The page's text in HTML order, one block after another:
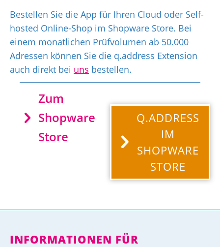
Bestellen Sie die App für Ihren Cloud oder Self-
hosted Online-Shop im Shopware Store. Bei
einem monatlichen Prüfvolumen ab 50.000
Adressen können Sie die q.address Extension
auch direkt bei uns bestellen.
Zum
Shopware
Store
Q.ADDRESS
IM
SHOPWARE
STORE
INFORMATIONEN FÜR